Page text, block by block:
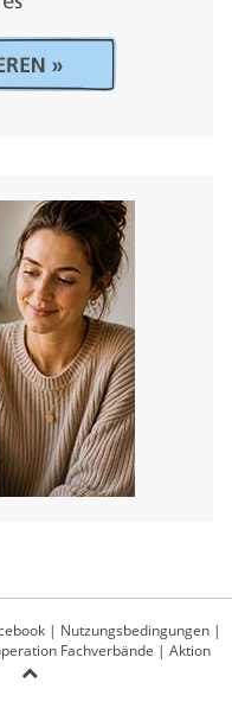
| Nutzungsbedingungen |
Fachverbände | Aktion